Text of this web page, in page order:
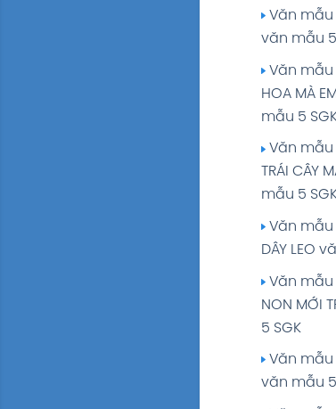
XANH giải
1 Trang 102
Soạn bài
TRẢ BÀI
Tiếng Việt
109 SGK
Tuần 13:
XANH giải
1 Trang 124
Tuần 14:
CON
5 tập 1
Tuần 15:
CON
5 tập 1
Văn mẫu
văn mẫu 5
Văn mẫu
HOA MÀ
mẫu 5
Văn mẫu
TRÁI CÂY
mẫu 5
Văn mẫu
DÂY LEO
Văn mẫu
NON MỚI
5 SGK
Văn mẫu
văn mẫu 5